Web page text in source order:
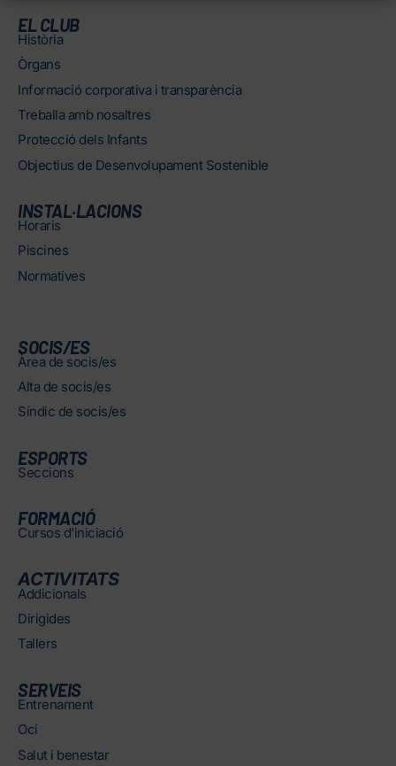
EL CLUB
Història
Òrgans
Informació corporativa i transparència
Treballa amb nosaltres
Protecció dels Infants
Objectius de Desenvolupament Sostenible
INSTAL·LACIONS
Horaris
Piscines
Normatives
SOCIS/ES
Àrea de socis/es
Alta de socis/es
Síndic de socis/es
ESPORTS
Seccions
FORMACIÓ
Cursos d’iniciació
ACTIVITATS
Addicionals
Dirigides
Tallers
SERVEIS
Entrenament
Oci
Salut i benestar